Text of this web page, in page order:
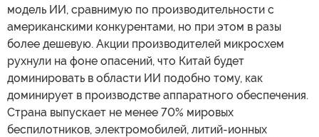
модель ИИ, сравнимую по производительности с
американскими конкурентами, но при этом в разы
более дешевую. Акции производителей микросхем
рухнули на фоне опасений, что Китай будет
доминировать в области ИИ подобно тому, как
доминирует в производстве аппаратного обеспечения.
Страна выпускает не менее 70% мировых
беспилотников, электромобилей, литий-ионных